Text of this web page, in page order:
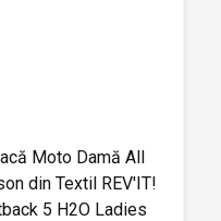
Moto Damă All
din Textil REV'IT!
5 H2O Ladies